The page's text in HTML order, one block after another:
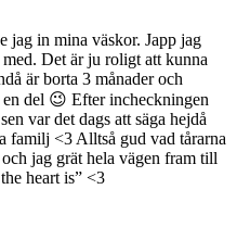
jag in mina väskor. Japp jag
Det är ju roligt att kunna
är borta 3 månader och
del 😉 Efter incheckningen
var det dags att säga hejdå
familj <3 Alltså gud vad tårarna
jag grät hela vägen fram till
heart is” <3